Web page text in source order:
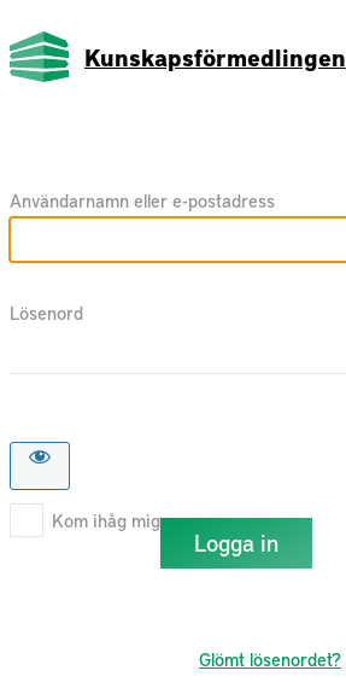
Kunskapsförmedlingen
Användarnamn eller e-postadress
Lösenord
Kom ihåg mig
Glömt lösenordet?